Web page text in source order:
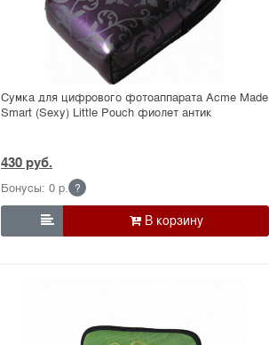
Сумка для цифрового фотоаппарата Acme Made
Smart (Sexy) Little Pouch фиолет антик
430 руб.
Бонусы: 0 р. ?
